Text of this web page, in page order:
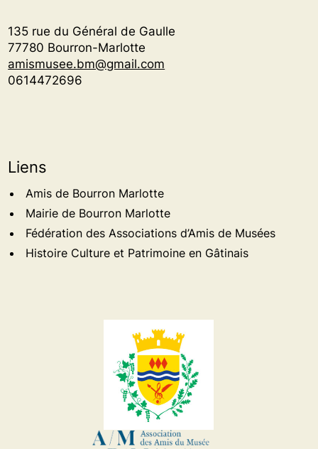
135 rue du Général de Gaulle
77780 Bourron-Marlotte
amismusee.bm@gmail.com
0614472696
Liens
Amis de Bourron Marlotte
Mairie de Bourron Marlotte
Fédération des Associations d’Amis de Musées
Histoire Culture et Patrimoine en Gâtinais